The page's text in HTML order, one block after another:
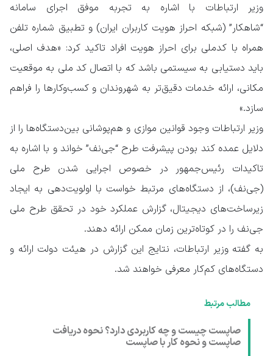
وزیر ارتباطات با اشاره به تجربه موفق اجرای سامانه
“شاهکار” (شبکه احراز هویت کاربران ایران) و تطبیق شماره تلفن
همراه با کدملی برای احراز هویت افراد تاکید کرد: «هدف اصلی،
باید دستیابی به سیستمی باشد که با اتصال کد ملی به موقعیت
مکانی، ارائه خدمات دقیق‌تر به شهروندان و کسب‌وکارها را فراهم
سازد.»
وزیر ارتباطات وجود قوانین موازی و هم‌پوشانی بین‌دستگاه‌ها را از
دلایل عمده کند بودن پیشرفت طرح “جی‌نف” خواند و با اشاره به
تاکیدات رئیس‌جمهور در خصوص اجرایی شدن طرح ملی
(جی‌نف)، از دستگاه‌های مرتبط خواست با اولویت‌دهی به ایجاد
زیرساخت‌های دیجیتال، گزارش عملکرد خود در تحقق طرح ملی
جی‌نف را در کوتاه‌ترین زمان ممکن ارائه دهند.
به گفته وزیر ارتباطات، نتایج این گزارش در هیئت دولت ارائه و
دستگاه‌های کم‌کار معرفی خواهند شد.
مطالب مرتبط
صاپست چیست و چه کاربردی دارد؟ نحوه دریافت
صاپست و نحوه کار با صاپست